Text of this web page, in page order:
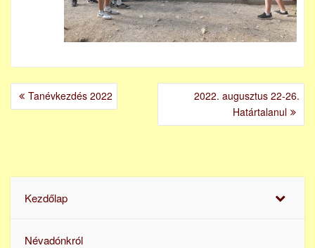
BEJEGYZÉS
NAVIGÁCIÓ
Tanévkezdés 2022
2022. augusztus 22-26.
Határtalanul
Kezdőlap
Névadónkról